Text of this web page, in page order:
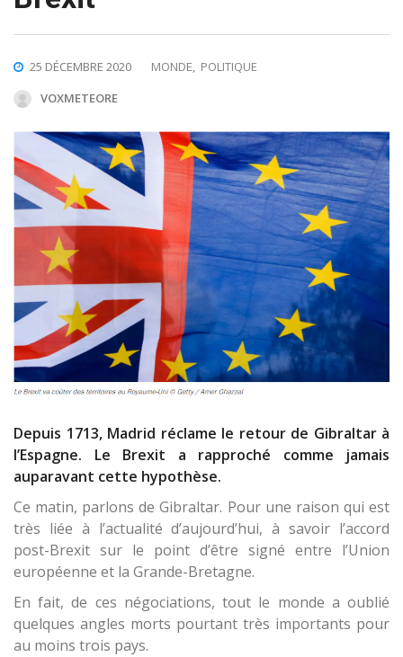
25 DÉCEMBRE 2020 MONDE, POLITIQUE
VOXMETEORE
Depuis 1713, Madrid réclame le retour de Gibraltar à
l’Espagne. Le Brexit a rapproché comme jamais
auparavant cette hypothèse.
Ce matin, parlons de Gibraltar. Pour une raison qui est
très liée à l’actualité d’aujourd’hui, à savoir l’accord
post-Brexit sur le point d’être signé entre l’Union
européenne et la Grande-Bretagne.
En fait, de ces négociations, tout le monde a oublié
quelques angles morts pourtant très importants pour
au moins trois pays.